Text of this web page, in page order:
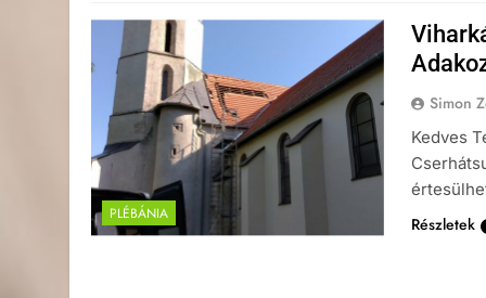
PLÉBÁNIA
Simon
Kedves
Részletek